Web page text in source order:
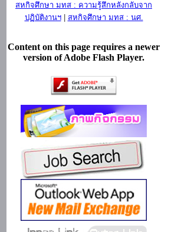
สหกิจศึกษา มทส : ความรู้สึกหลังกลับจาก
ปฏิบัติงานฯ| สหกิจศึกษา มทส : นศ.
Content on this page requires a newer
version of Adobe Flash Player.